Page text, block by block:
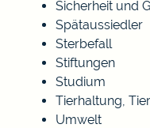
Sicherheit und
Spätaussiedler
Sterbefall
Stiftungen
Studium
Tierhaltung,
Umwelt